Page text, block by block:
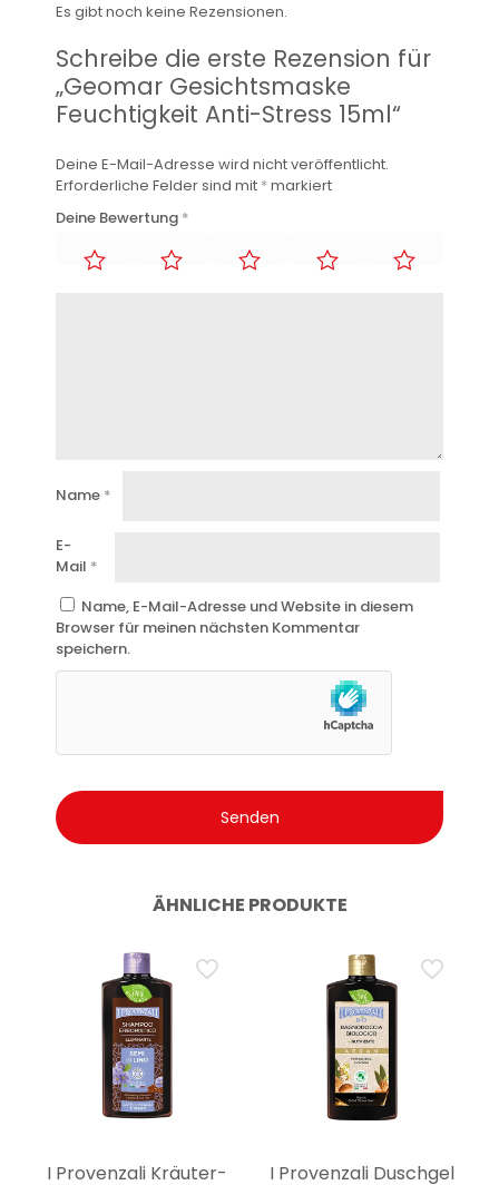
Es gibt noch keine Rezensionen.
Schreibe die erste Rezension für
„Geomar Gesichtsmaske
Feuchtigkeit Anti-Stress 15ml“
Deine E-Mail-Adresse wird nicht veröffentlicht.
Erforderliche Felder sind mit *markiert
Deine Bewertung *
Name *
E-
Mail *
Name, E-Mail-Adresse und Website in diesem
Browser für meinen nächsten Kommentar
speichern.
ÄHNLICHE PRODUKTE
I Provenzali Kräuter- I Provenzali Duschgel